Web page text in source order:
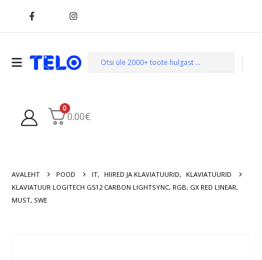
0
0.00€
AVALEHT POOD IT, HIIRED JA KLAVIATUURID,
KLAVIATUURID
KLAVIATUUR LOGITECH G512 CARBON LIGHTSYNC, RGB, GX RED LINEAR,
MUST, SWE